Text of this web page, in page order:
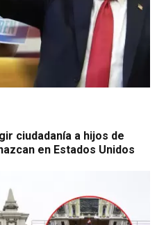
ciudadanía a hijos de
en Estados Unidos